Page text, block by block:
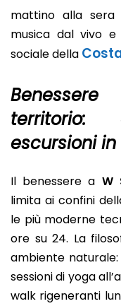
mattino alla sera
musica dal vivo
sociale della
escursioni
Il benessere a W
limita ai confini
le più moderne
ore su 24. La
ambiente
sessioni di yoga
walk rigeneranti